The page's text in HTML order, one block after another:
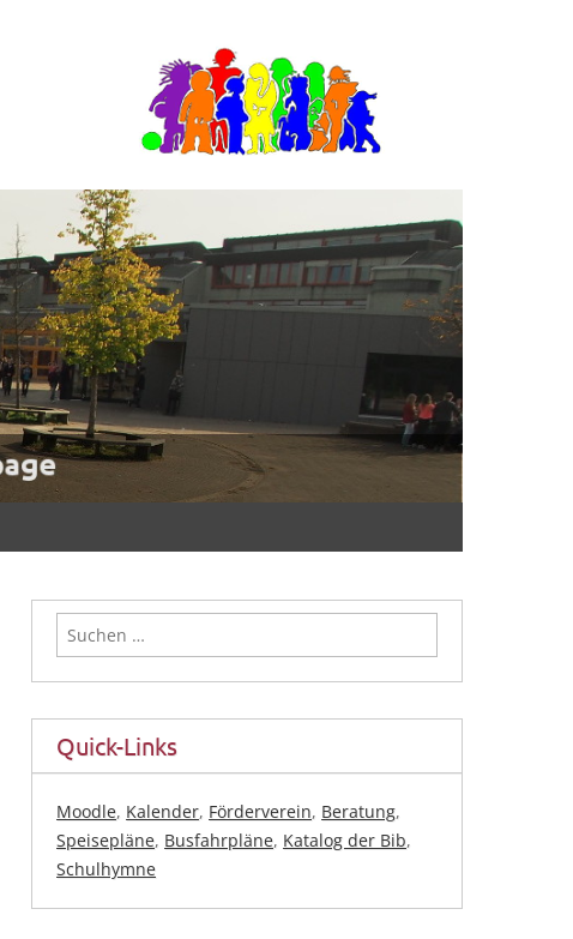
Suchen
nach:
Quick-Links
Moodle, Kalender, Förderverein, Beratung,
Speisepläne, Busfahrpläne, Katalog der Bib,
Schulhymne